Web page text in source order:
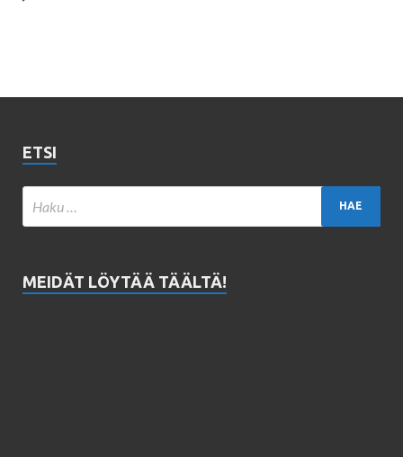
ETSI
MEIDÄT LÖYTÄÄ TÄÄLTÄ!